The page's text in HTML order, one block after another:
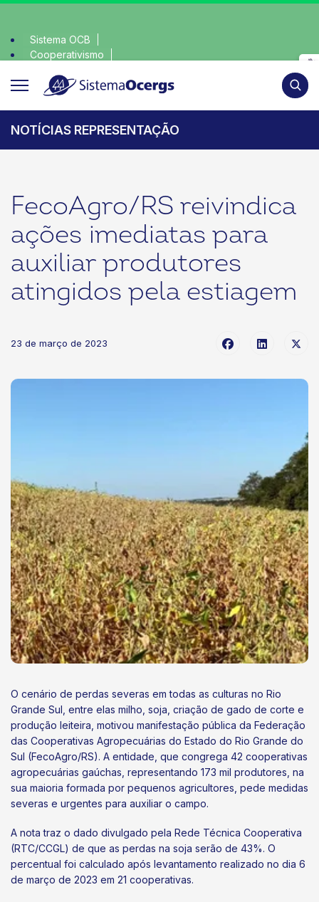
Sistema OCB
Cooperativismo
NOTÍCIAS REPRESENTAÇÃO
FecoAgro/RS reivindica
ações imediatas para
auxiliar produtores
atingidos pela estiagem
23 de março de 2023
O cenário de perdas severas em todas as culturas no Rio
Grande Sul, entre elas milho, soja, criação de gado de corte e
produção leiteira, motivou manifestação pública da Federação
das Cooperativas Agropecuárias do Estado do Rio Grande do
Sul (FecoAgro/RS). A entidade, que congrega 42 cooperativas
agropecuárias gaúchas, representando 173 mil produtores, na
sua maioria formada por pequenos agricultores, pede medidas
severas e urgentes para auxiliar o campo.
A nota traz o dado divulgado pela Rede Técnica Cooperativa
(RTC/CCGL) de que as perdas na soja serão de 43%. O
percentual foi calculado após levantamento realizado no dia 6
de março de 2023 em 21 cooperativas.